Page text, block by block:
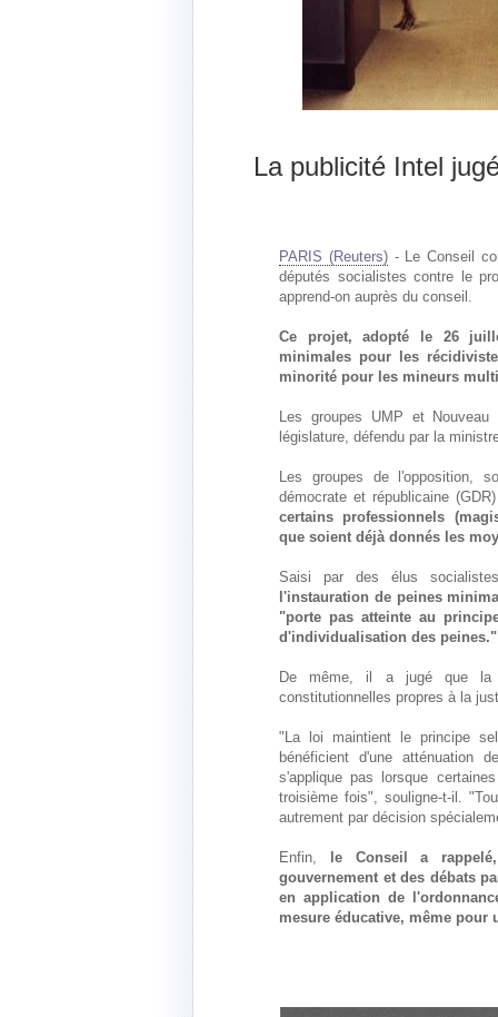
La publicité Intel
PARIS (Reuters)- Le Conseil
députés socialistes contre le
apprend-on auprès du conseil.
Ce projet, adopté le 26
minimales pour les
minorité pour les mineurs
Les groupes UMP et
législature, défendu par la
Les groupes de l'opposition,
démocrate et républicaine
certains professionnels
que soient déjà donnés les
Saisi par des élus
l'instauration de peines
"porte pas atteinte au
d'individualisation des peines."
De même, il a jugé que la
constitutionnelles propres à la
"La loi maintient le principe
bénéficient d'une atténuation
s'applique pas lorsque
troisième fois", souligne-t-il.
autrement par décision
Enfin,
le Conseil a
gouvernement et des débats
en application de
mesure éducative, même